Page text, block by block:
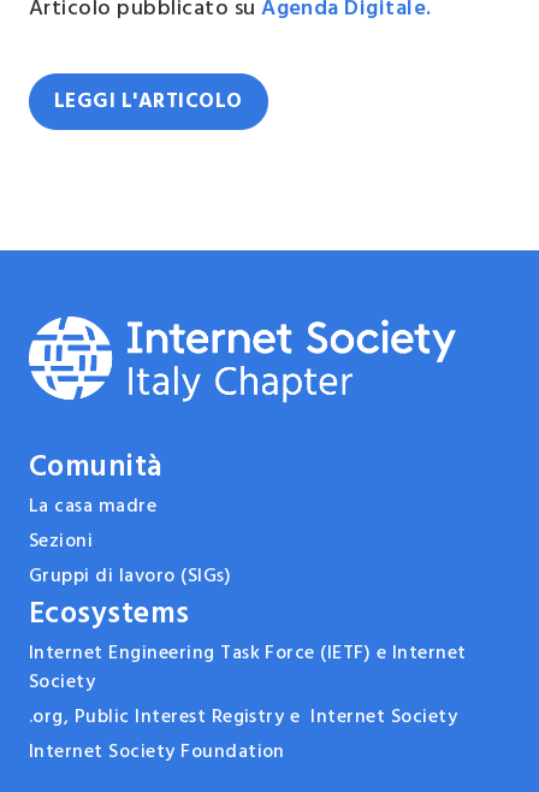
Articolo pubblicato suAgenda Digitale.
LEGGI L'ARTICOLO
Comunità
La casa madre
Sezioni
Gruppi di lavoro (SIGs)
Ecosystems
Internet Engineering Task Force (IETF) e Internet
Society
.org, Public Interest Registry e Internet Society
Internet Society Foundation